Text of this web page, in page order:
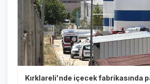
Kırklareli'nde içecek fabrikasında